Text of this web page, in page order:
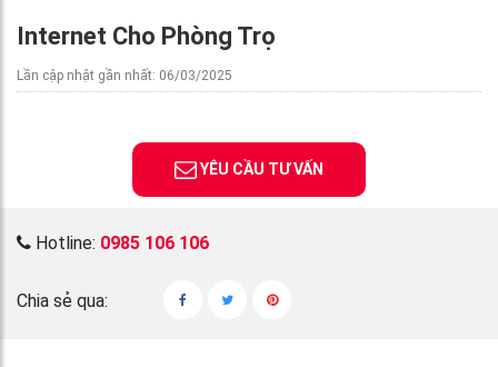
Internet Cho Phòng Trọ
Lần cập nhật gần nhất: 06/03/2025
YÊU CẦU TƯ VẤN
Hotline: 0985 106 106
Chia sẻ qua: